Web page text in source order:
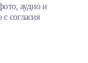
аудио и
согласия